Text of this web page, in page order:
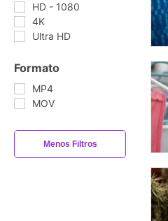
HD - 1080
4K
Ultra HD
Formato
MP4
MOV
Menos Filtros